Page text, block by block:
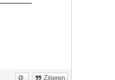
Zitieren